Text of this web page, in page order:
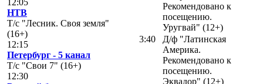
12:05
НТВ
Т/с "Лесник. Своя земля"
(16+)
12:15
Петербург - 5 канал
Т/с "Свои 7" (16+)
12:30
Рекомендовано к
посещению.
Уругвай" (12+)
3:40
Д/ф "Латинская
Америка.
Рекомендовано к
посещению.
Эквадор" (12+)